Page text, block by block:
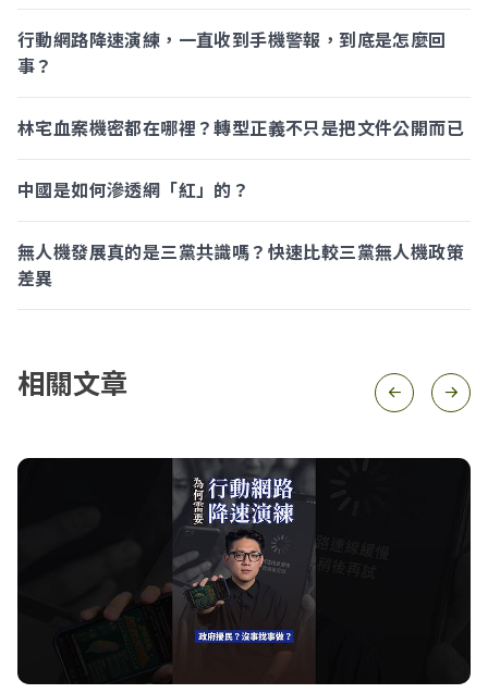
行動網路降速演練，一直收到手機警報，到底是怎麼回
事？
林宅血案機密都在哪裡？轉型正義不只是把文件公開而已
中國是如何滲透網「紅」的？
無人機發展真的是三黨共識嗎？快速比較三黨無人機政策
差異
相關文章